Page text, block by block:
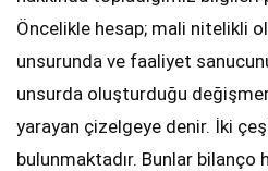
Öncelikle hesap; mali nitelikli
unsurunda ve faaliyet
unsurda oluşturduğu
yarayan çizelgeye denir. İki
bulunmaktadır. Bunlar bilanço